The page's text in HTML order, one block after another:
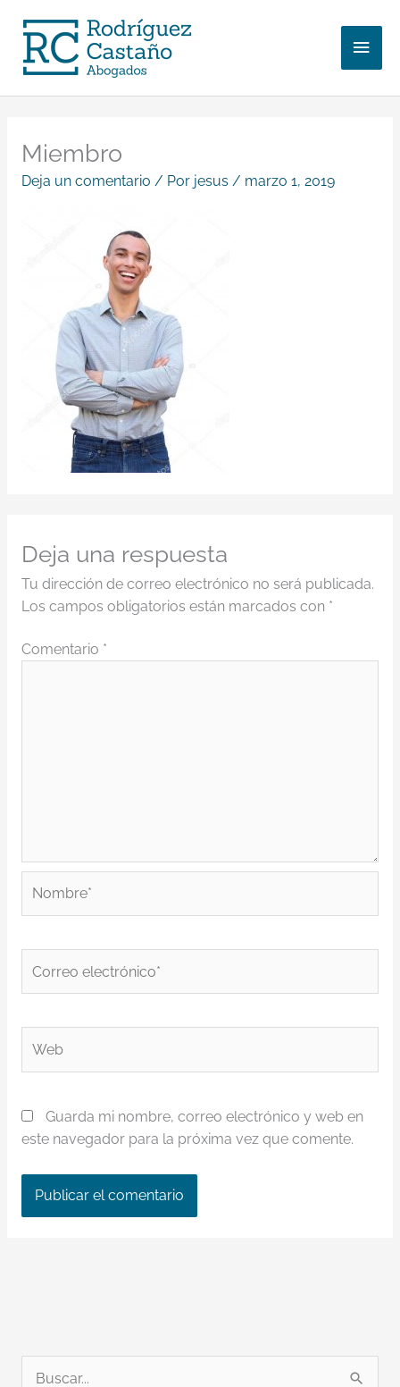
contenido
Miembro
Deja un comentario / Por jesus / marzo 1, 2019
Deja una respuesta
Tu dirección de correo electrónico no será publicada.
Los campos obligatorios están marcados con *
Comentario *
electrónico*
Guarda mi nombre, correo electrónico y web en
este navegador para la próxima vez que comente.